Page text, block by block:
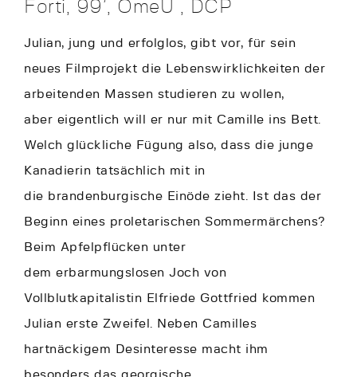
Forti, 99’, OmeU , DCP
Julian, jung und erfolglos, gibt vor, für sein
neues Filmprojekt die Lebenswirklichkeiten der
arbeitenden Massen studieren zu wollen,
aber eigentlich will er nur mit Camille ins Bett.
Welch glückliche Fügung also, dass die junge
Kanadierin tatsächlich mit in
die brandenburgische Einöde zieht. Ist das der
Beginn eines proletarischen Sommermärchens?
Beim Apfelpflücken unter
dem erbarmungslosen Joch von
Vollblutkapitalistin Elfriede Gottfried kommen
Julian erste Zweifel. Neben Camilles
hartnäckigem Desinteresse macht ihm